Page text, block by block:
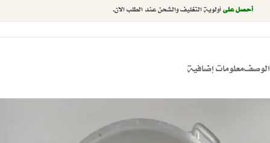
أحصل علىأولوية التغليف والشحن عند الطلب الان.
الوصفمعلومات إضافية